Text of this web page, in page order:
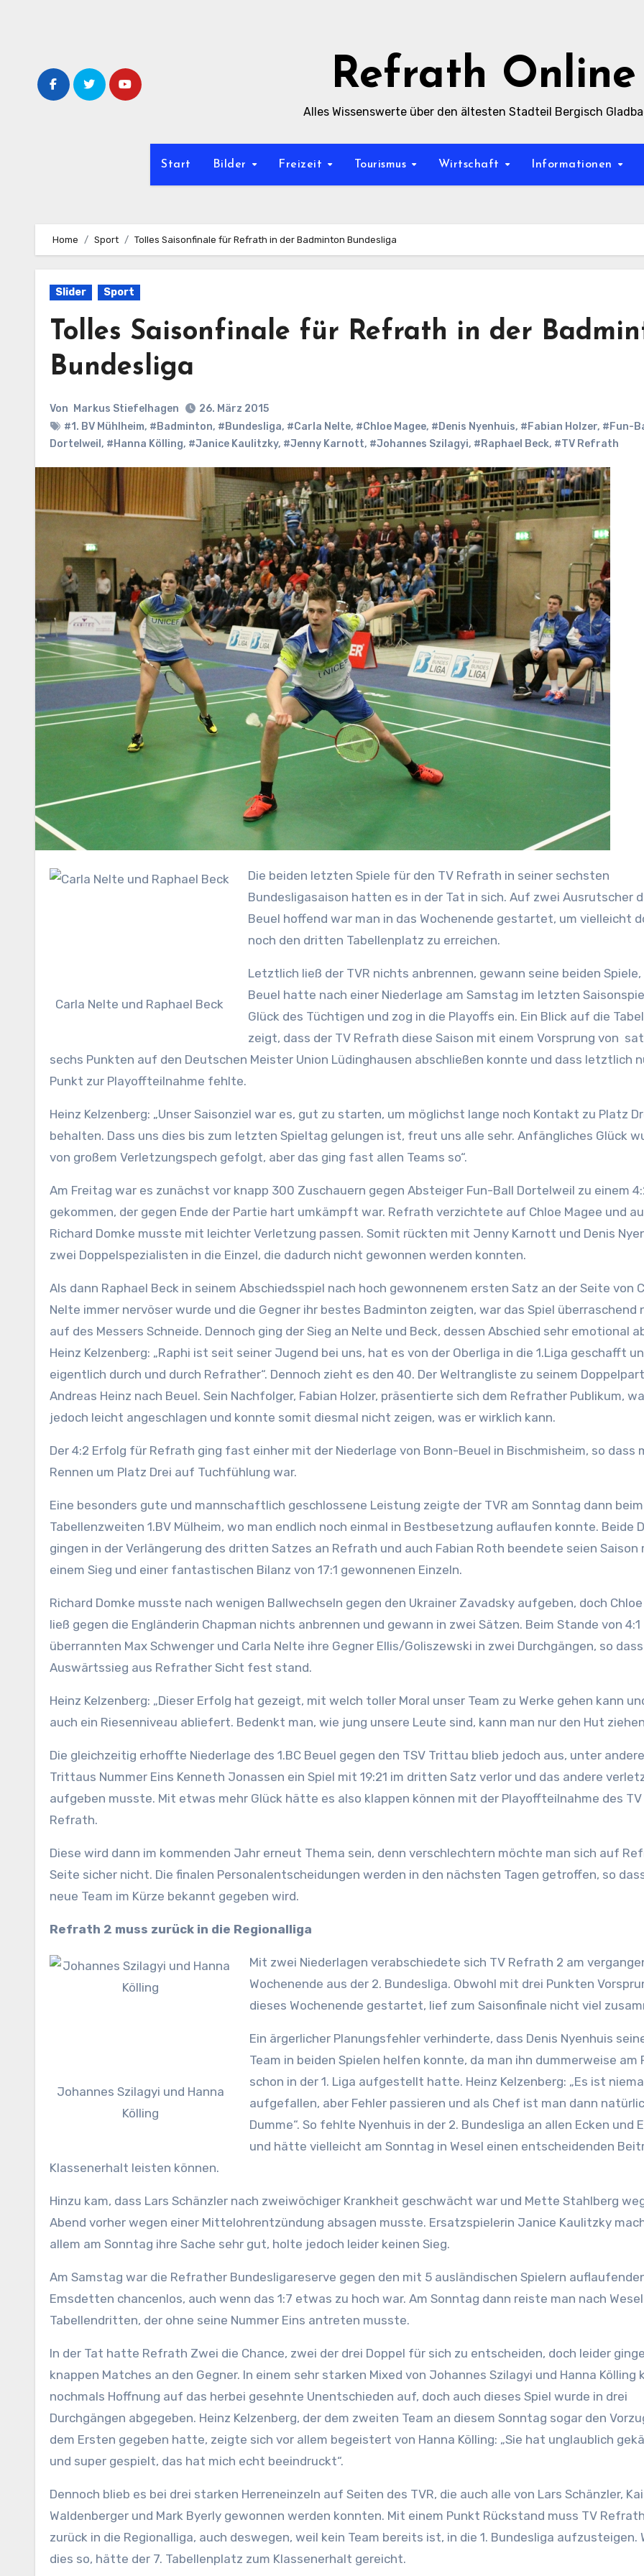
Refrath Online
Alles Wissenswerte über den ältesten Stadteil Bergisch
Start Bilder Freizeit Tourismus Wirtschaft Informationen
Home Sport Tolles Saisonfinale für Refrath in der Badminton Bundesliga
Slider Sport
Tolles Saisonfinale für Refrath in der
Bundesliga
Von Markus Stiefelhagen
26. März 2015
#1. BV Mühlheim, #Badminton, #Bundesliga, #Carla Nelte, #Chloe Magee, #Denis Nyenhuis, #Fabian Holzer, #Fun-
Dortelweil , #Hanna Kölling, #Janice Kaulitzky, #Jenny Karnott, #Johannes Szilagyi, #Raphael Beck, #TV Refrath
Carla Nelte und Raphael Beck
Die beiden letzten Spiele für den TV Refrath in seiner sechsten
Bundesligasaison hatten es in der Tat in sich. Auf zwei Ausrutscher
Beuel hoffend war man in das Wochenende gestartet, um vielleicht
noch den dritten Tabellenplatz zu erreichen.
Letztlich ließ der TVR nichts anbrennen, gewann seine beiden Spiele,
Beuel hatte nach einer Niederlage am Samstag im letzten
Glück des Tüchtigen und zog in die Playoffs ein. Ein Blick auf die
zeigt, dass der TV Refrath diese Saison mit einem Vorsprung von
sechs Punkten auf den Deutschen Meister Union Lüdinghausen abschließen konnte und dass letztlich
Punkt zur Playoffteilnahme fehlte.
Heinz Kelzenberg: „Unser Saisonziel war es, gut zu starten, um möglichst lange noch Kontakt zu Platz
behalten. Dass uns dies bis zum letzten Spieltag gelungen ist, freut uns alle sehr. Anfängliches Glück
von großem Verletzungspech gefolgt, aber das ging fast allen Teams so“.
Am Freitag war es zunächst vor knapp 300 Zuschauern gegen Absteiger Fun-Ball Dortelweil zu einem
gekommen, der gegen Ende der Partie hart umkämpft war. Refrath verzichtete auf Chloe Magee und
Richard Domke musste mit leichter Verletzung passen. Somit rückten mit Jenny Karnott und Denis
zwei Doppelspezialisten in die Einzel, die dadurch nicht gewonnen werden konnten.
Als dann Raphael Beck in seinem Abschiedsspiel nach hoch gewonnenem ersten Satz an der Seite von
Nelte immer nervöser wurde und die Gegner ihr bestes Badminton zeigten, war das Spiel überraschend
auf des Messers Schneide. Dennoch ging der Sieg an Nelte und Beck, dessen Abschied sehr emotional
Heinz Kelzenberg: „Raphi ist seit seiner Jugend bei uns, hat es von der Oberliga in die 1.Liga geschafft
eigentlich durch und durch Refrather“. Dennoch zieht es den 40. Der Weltrangliste zu seinem
Andreas Heinz nach Beuel. Sein Nachfolger, Fabian Holzer, präsentierte sich dem Refrather Publikum,
jedoch leicht angeschlagen und konnte somit diesmal nicht zeigen, was er wirklich kann.
Der 4:2 Erfolg für Refrath ging fast einher mit der Niederlage von Bonn-Beuel in Bischmisheim, so dass
Rennen um Platz Drei auf Tuchfühlung war.
Eine besonders gute und mannschaftlich geschlossene Leistung zeigte der TVR am Sonntag dann beim
Tabellenzweiten 1.BV Mülheim, wo man endlich noch einmal in Bestbesetzung auflaufen konnte. Beide
gingen in der Verlängerung des dritten Satzes an Refrath und auch Fabian Roth beendete seien Saison
einem Sieg und einer fantastischen Bilanz von 17:1 gewonnenen Einzeln.
Richard Domke musste nach wenigen Ballwechseln gegen den Ukrainer Zavadsky aufgeben, doch Chloe
ließ gegen die Engländerin Chapman nichts anbrennen und gewann in zwei Sätzen. Beim Stande von 4:1
überrannten Max Schwenger und Carla Nelte ihre Gegner Ellis/Goliszewski in zwei Durchgängen, so dass
Auswärtssieg aus Refrather Sicht fest stand.
Heinz Kelzenberg: „Dieser Erfolg hat gezeigt, mit welch toller Moral unser Team zu Werke gehen kann
auch ein Riesenniveau abliefert. Bedenkt man, wie jung unsere Leute sind, kann man nur den Hut
Die gleichzeitig erhoffte Niederlage des 1.BC Beuel gegen den TSV Trittau blieb jedoch aus, unter
Trittaus Nummer Eins Kenneth Jonassen ein Spiel mit 19:21 im dritten Satz verlor und das andere
aufgeben musste. Mit etwas mehr Glück hätte es also klappen können mit der Playoffteilnahme des TV
Refrath.
Diese wird dann im kommenden Jahr erneut Thema sein, denn verschlechtern möchte man sich auf
Seite sicher nicht. Die finalen Personalentscheidungen werden in den nächsten Tagen getroffen, so
neue Team im Kürze bekannt gegeben wird.
Refrath 2 muss zurück in die Regionalliga
Johannes Szilagyi und Hanna
Kölling
Mit zwei Niederlagen verabschiedete sich TV Refrath 2 am
Wochenende aus der 2. Bundesliga. Obwohl mit drei Punkten
dieses Wochenende gestartet, lief zum Saisonfinale nicht viel
Ein ärgerlicher Planungsfehler verhinderte, dass Denis Nyenhuis
Team in beiden Spielen helfen konnte, da man ihn dummerweise am
schon in der 1. Liga aufgestellt hatte. Heinz Kelzenberg: „Es ist
aufgefallen, aber Fehler passieren und als Chef ist man dann
Dumme“. So fehlte Nyenhuis in der 2. Bundesliga an allen Ecken und
und hätte vielleicht am Sonntag in Wesel einen entscheidenden
Klassenerhalt leisten können.
Hinzu kam, dass Lars Schänzler nach zweiwöchiger Krankheit geschwächt war und Mette Stahlberg
Abend vorher wegen einer Mittelohrentzündung absagen musste. Ersatzspielerin Janice Kaulitzky
allem am Sonntag ihre Sache sehr gut, holte jedoch leider keinen Sieg.
Am Samstag war die Refrather Bundesligareserve gegen den mit 5 ausländischen Spielern
Emsdetten chancenlos, auch wenn das 1:7 etwas zu hoch war. Am Sonntag dann reiste man nach
Tabellendritten, der ohne seine Nummer Eins antreten musste.
In der Tat hatte Refrath Zwei die Chance, zwei der drei Doppel für sich zu entscheiden, doch leider
knappen Matches an den Gegner. In einem sehr starken Mixed von Johannes Szilagyi und Hanna Kölling
nochmals Hoffnung auf das herbei gesehnte Unentschieden auf, doch auch dieses Spiel wurde in drei
Durchgängen abgegeben. Heinz Kelzenberg, der dem zweiten Team an diesem Sonntag sogar den
dem Ersten gegeben hatte, zeigte sich vor allem begeistert von Hanna Kölling: „Sie hat unglaublich
und super gespielt, das hat mich echt beeindruckt“.
Dennoch blieb es bei drei starken Herreneinzeln auf Seiten des TVR, die auch alle von Lars Schänzler, Kai
Waldenberger und Mark Byerly gewonnen werden konnten. Mit einem Punkt Rückstand muss TV
zurück in die Regionalliga, auch deswegen, weil kein Team bereits ist, in die 1. Bundesliga aufzusteigen.
dies so, hätte der 7. Tabellenplatz zum Klassenerhalt gereicht.